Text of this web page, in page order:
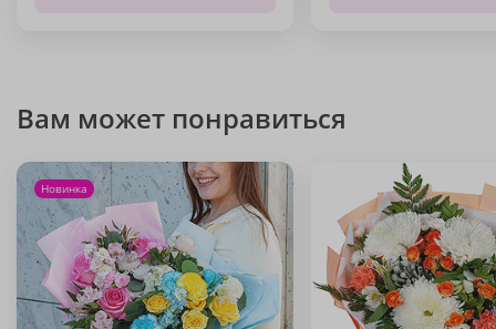
Вам может понравиться
Новинка